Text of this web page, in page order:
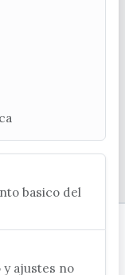
del Mar
basico del
y ajustes no